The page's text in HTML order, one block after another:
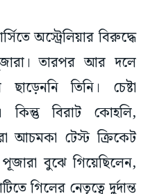
অস্ট্রেলিয়ার বিরুদ্ধে
তারপর আর দলে
তিনি। চেষ্টা
কিন্তু বিরাট কোহলি,
আচমকা টেস্ট ক্রিকেট
বুঝে গিয়েছিলেন,
গিলের নেতৃত্বে দুর্দান্ত